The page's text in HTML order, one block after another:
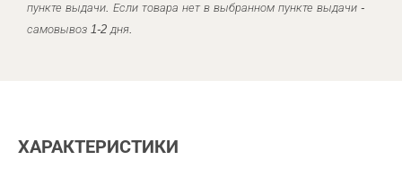
пункте выдачи. Если товара нет в выбранном пункте выдачи -
самовывоз 1-2 дня.
ХАРАКТЕРИСТИКИ